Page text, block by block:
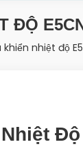
ĐỘ
khiển nhiệt độ
Độ